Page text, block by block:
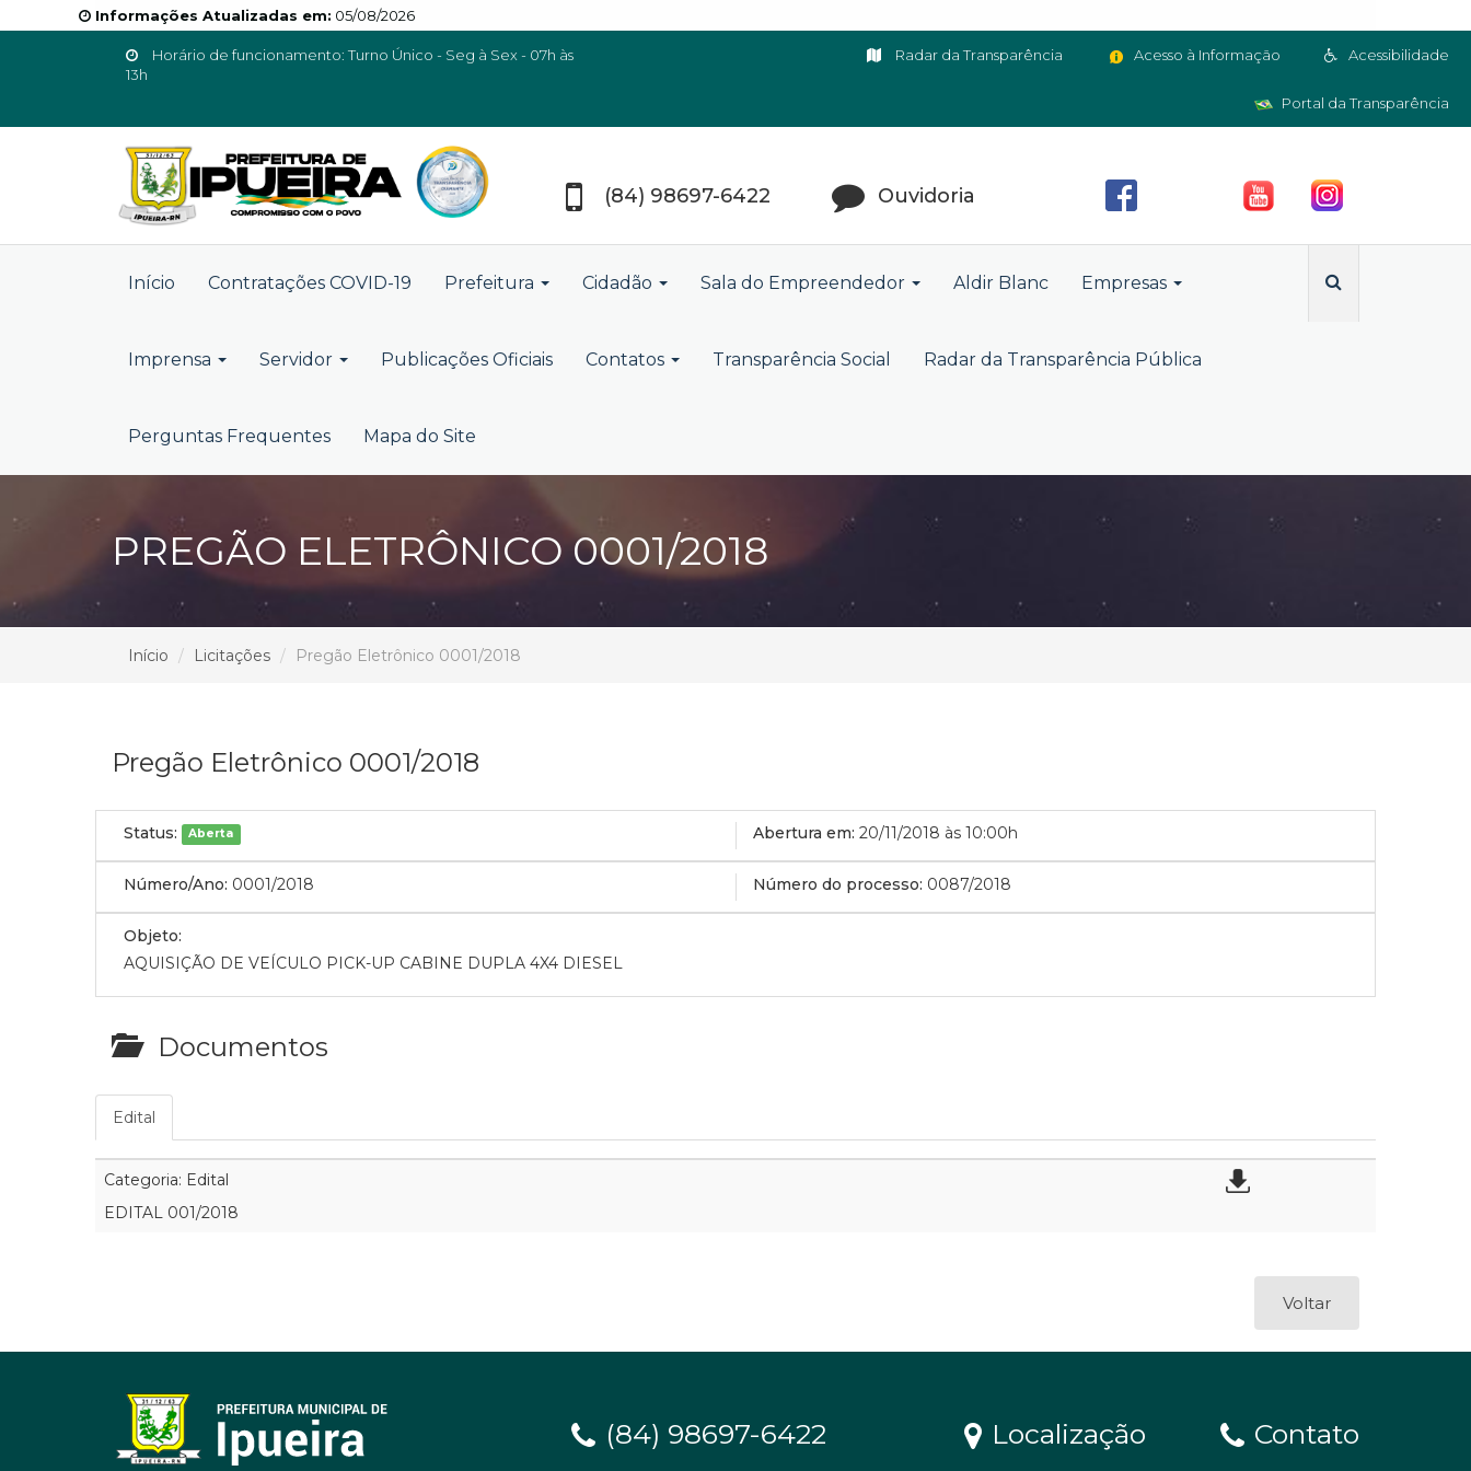
Informações Atualizadas em: 05/08/2026
Horário de funcionamento: Turno Único - Seg à Sex - 07h às
13h
Acessibilidade
Acesso à Informação
Radar da Transparência
Portal da Transparência
(84) 98697-6422 Ouvidoria
Início Contratações COVID-19 Prefeitura Cidadão Sala do Empreendedor Aldir Blanc Empresas
Imprensa Servidor Publicações Oficiais Contatos Transparência Social Radar da Transparência Pública
Perguntas Frequentes Mapa do Site
PREGÃO ELETRÔNICO 0001/2018
Início Licitações Pregão Eletrônico 0001/2018
Pregão Eletrônico 0001/2018
Status: Aberta Abertura em: 20/11/2018 às 10:00h
Número/Ano: 0001/2018 Número do processo: 0087/2018
Objeto:
AQUISIÇÃO DE VEÍCULO PICK-UP CABINE DUPLA 4X4 DIESEL
Documentos
Edital
Categoria: Edital
EDITAL 001/2018
Voltar
(84) 98697-6422 Localização Contato